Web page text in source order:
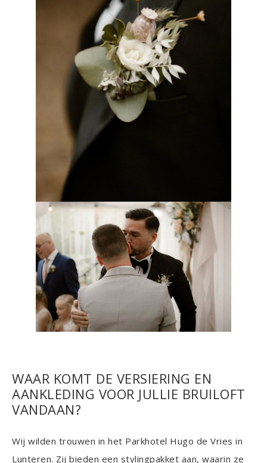
WAAR KOMT DE VERSIERING EN
AANKLEDING VOOR JULLIE BRUILOFT
VANDAAN?
Wij wilden trouwen in het Parkhotel Hugo de Vries in
Lunteren. Zij bieden een stylingpakket aan, waarin ze